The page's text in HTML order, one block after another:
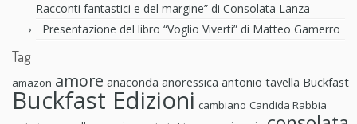
Racconti fantastici e del margine” di Consolata Lanza
Presentazione del libro “Voglio Viverti” di Matteo Gamerro
Tag
amazon amore anaconda anoressica antonio tavella Buckfast
Buckfast Edizioni cambiano Candida Rabbia